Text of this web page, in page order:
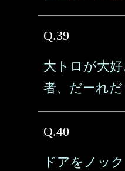
Q.39
大トロが大
者、だーれだ
Q.40
ドアをノッ